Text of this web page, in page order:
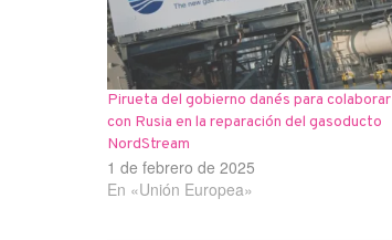
Pirueta del gobierno danés para colaborar
con Rusia en la reparación del gasoducto
NordStream
1 de febrero de 2025
En «Unión Europea»